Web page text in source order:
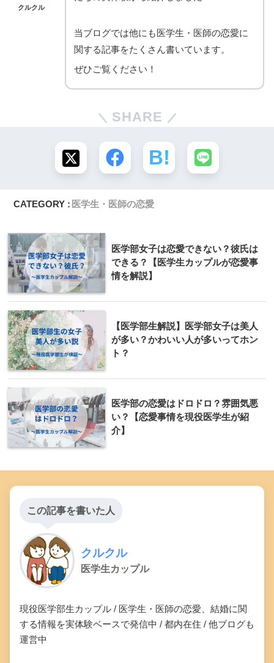
クルクル
当ブログでは他にも医学生・医師の恋愛に
関する記事をたくさん書いています。
ぜひご覧ください！
SHARE
CATEGORY : 医学生・医師の恋愛
医学部女子は恋愛できない？彼氏は
できる？【医学生カップルが恋愛事
情を解説】
【医学部生解説】医学部女子は美人
が多い？かわいい人が多いってホン
ト？
医学部の恋愛はドロドロ？雰囲気悪
い？【恋愛事情を現役医学生が紹
介】
この記事を書いた人
クルクル
医学生カップル
現役医学部生カップル / 医学生・医師の恋愛、結婚に関
する情報を実体験ベースで発信中 / 都内在住 / 他ブログも
運営中